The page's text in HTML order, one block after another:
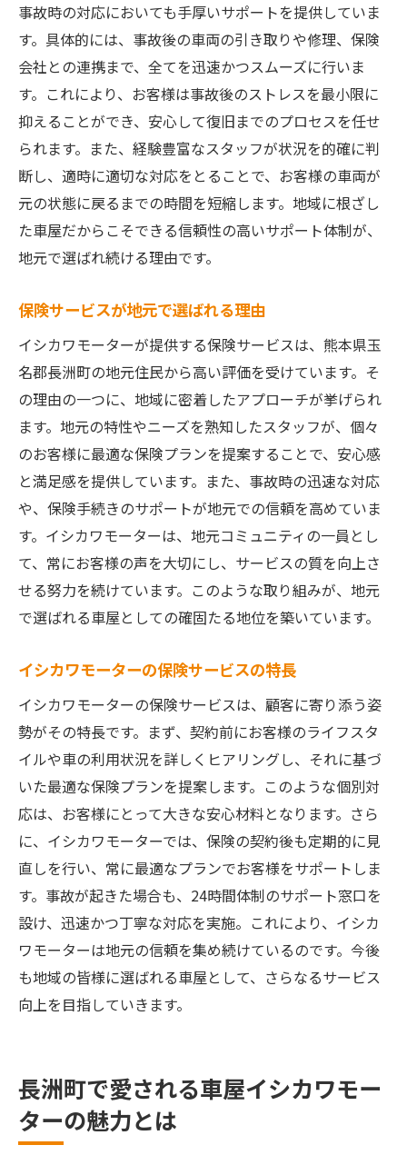
事故時の対応においても手厚いサポートを提供していま
す。具体的には、事故後の車両の引き取りや修理、保険
会社との連携まで、全てを迅速かつスムーズに行いま
す。これにより、お客様は事故後のストレスを最小限に
抑えることができ、安心して復旧までのプロセスを任せ
られます。また、経験豊富なスタッフが状況を的確に判
断し、適時に適切な対応をとることで、お客様の車両が
元の状態に戻るまでの時間を短縮します。地域に根ざし
た車屋だからこそできる信頼性の高いサポート体制が、
地元で選ばれ続ける理由です。
保険サービスが地元で選ばれる理由
イシカワモーターが提供する保険サービスは、熊本県玉
名郡長洲町の地元住民から高い評価を受けています。そ
の理由の一つに、地域に密着したアプローチが挙げられ
ます。地元の特性やニーズを熟知したスタッフが、個々
のお客様に最適な保険プランを提案することで、安心感
と満足感を提供しています。また、事故時の迅速な対応
や、保険手続きのサポートが地元での信頼を高めていま
す。イシカワモーターは、地元コミュニティの一員とし
て、常にお客様の声を大切にし、サービスの質を向上さ
せる努力を続けています。このような取り組みが、地元
で選ばれる車屋としての確固たる地位を築いています。
イシカワモーターの保険サービスの特長
イシカワモーターの保険サービスは、顧客に寄り添う姿
勢がその特長です。まず、契約前にお客様のライフスタ
イルや車の利用状況を詳しくヒアリングし、それに基づ
いた最適な保険プランを提案します。このような個別対
応は、お客様にとって大きな安心材料となります。さら
に、イシカワモーターでは、保険の契約後も定期的に見
直しを行い、常に最適なプランでお客様をサポートしま
す。事故が起きた場合も、24時間体制のサポート窓口を
設け、迅速かつ丁寧な対応を実施。これにより、イシカ
ワモーターは地元の信頼を集め続けているのです。今後
も地域の皆様に選ばれる車屋として、さらなるサービス
向上を目指していきます。
長洲町で愛される車屋イシカワモー
ターの魅力とは